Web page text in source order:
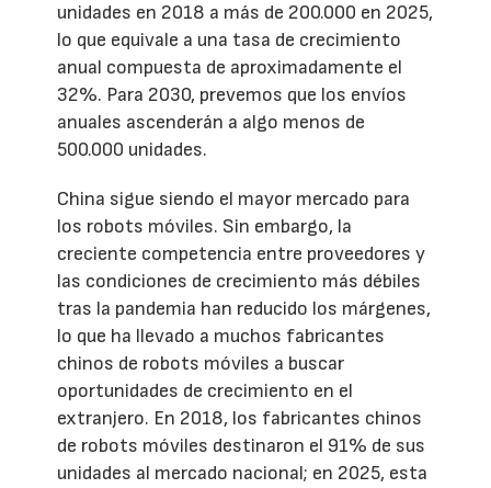
unidades en 2018 a más de 200.000 en 2025,
lo que equivale a una tasa de crecimiento
anual compuesta de aproximadamente el
32%. Para 2030, prevemos que los envíos
anuales ascenderán a algo menos de
500.000 unidades.
China sigue siendo el mayor mercado para
los robots móviles. Sin embargo, la
creciente competencia entre proveedores y
las condiciones de crecimiento más débiles
tras la pandemia han reducido los márgenes,
lo que ha llevado a muchos fabricantes
chinos de robots móviles a buscar
oportunidades de crecimiento en el
extranjero. En 2018, los fabricantes chinos
de robots móviles destinaron el 91% de sus
unidades al mercado nacional; en 2025, esta